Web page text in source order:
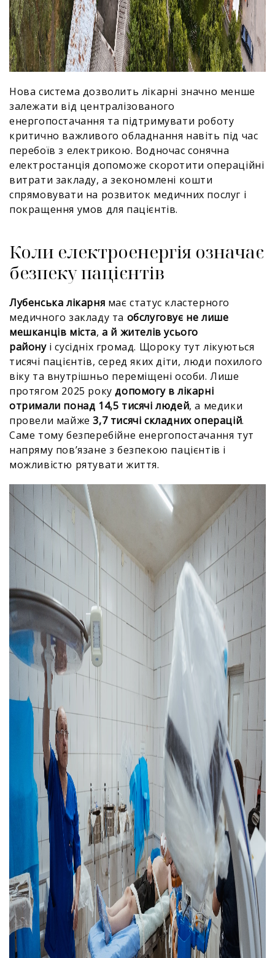
Нова система дозволить лікарні значно менше
залежати від централізованого
енергопостачання та підтримувати роботу
критично важливого обладнання навіть під час
перебоїв з електрикою. Водночас сонячна
електростанція допоможе скоротити операційні
витрати закладу, а зекономлені кошти
спрямовувати на розвиток медичних послуг і
покращення умов для пацієнтів.
Коли електроенергія означає
безпеку пацієнтів
Лубенська лікарня має статус кластерного
медичного закладу та обслуговує не лише
мешканців міста,а й жителів усього
районуі сусідніх громад. Щороку тут лікуються
тисячі пацієнтів, серед яких діти, люди похилого
віку та внутрішньо переміщені особи. Лише
протягом 2025 рокудопомогу в лікарні
отримали понад 14,5 тисячі людей, а медики
провели майже3,7 тисячі складних операцій.
Саме тому безперебійне енергопостачання тут
напряму пов’язане з безпекою пацієнтів і
можливістю рятувати життя.